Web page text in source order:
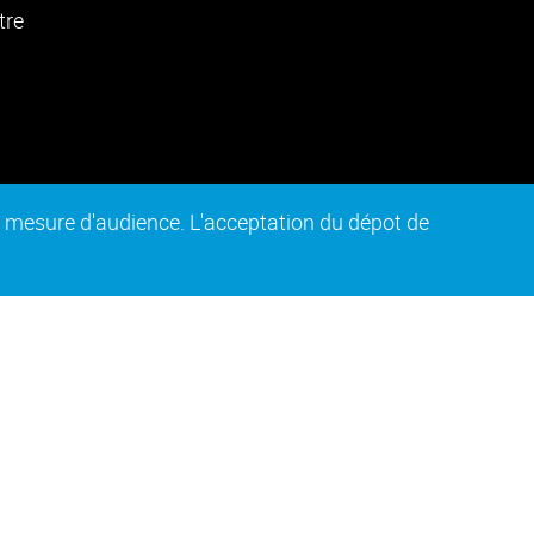
d'audience. L'acceptation du dépot de